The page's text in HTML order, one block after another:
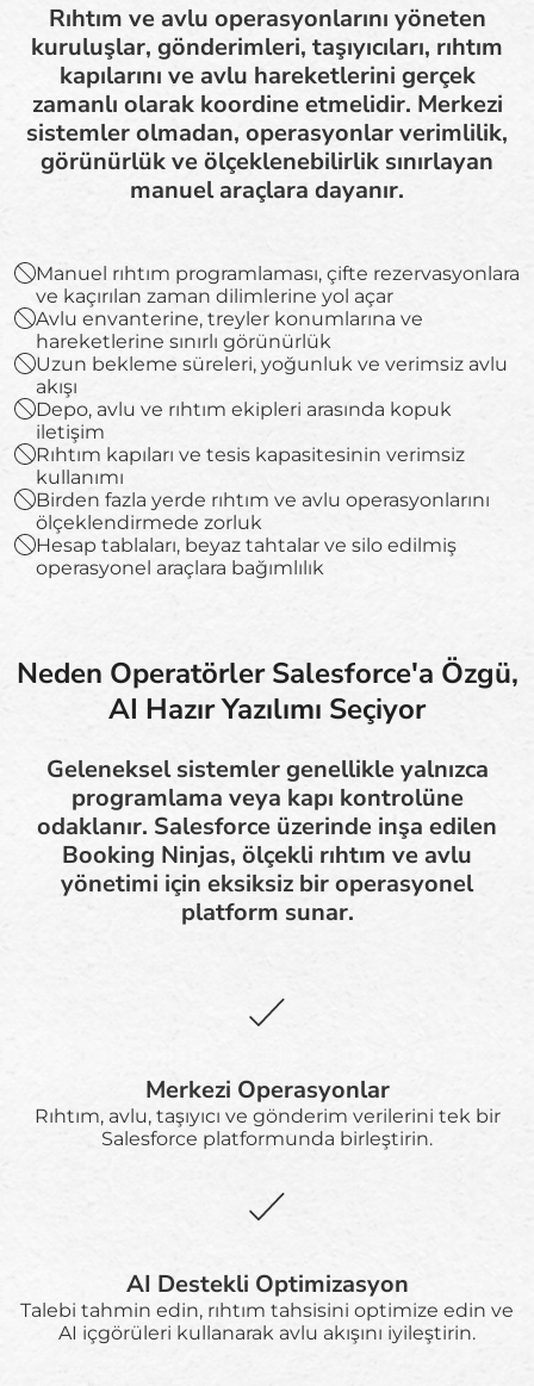
Rıhtım ve avlu operasyonlarını yöneten
kuruluşlar, gönderimleri, taşıyıcıları, rıhtım
kapılarını ve avlu hareketlerini gerçek
zamanlı olarak koordine etmelidir. Merkezi
sistemler olmadan, operasyonlar verimlilik,
görünürlük ve ölçeklenebilirlik sınırlayan
manuel araçlara dayanır.
Manuel rıhtım programlaması, çifte rezervasyonlara
ve kaçırılan zaman dilimlerine yol açar
Avlu envanterine, treyler konumlarına ve
hareketlerine sınırlı görünürlük
Uzun bekleme süreleri, yoğunluk ve verimsiz avlu
akışı
Depo, avlu ve rıhtım ekipleri arasında kopuk
iletişim
Rıhtım kapıları ve tesis kapasitesinin verimsiz
kullanımı
Birden fazla yerde rıhtım ve avlu operasyonlarını
ölçeklendirmede zorluk
Hesap tablaları, beyaz tahtalar ve silo edilmiş
operasyonel araçlara bağımlılık
Neden Operatörler Salesforce'a Özgü,
AI Hazır Yazılımı Seçiyor
Geleneksel sistemler genellikle yalnızca
programlama veya kapı kontrolüne
odaklanır. Salesforce üzerinde inşa edilen
Booking Ninjas, ölçekli rıhtım ve avlu
yönetimi için eksiksiz bir operasyonel
platform sunar.
Merkezi Operasyonlar
Rıhtım, avlu, taşıyıcı ve gönderim verilerini tek bir
Salesforce platformunda birleştirin.
AI Destekli Optimizasyon
Talebi tahmin edin, rıhtım tahsisini optimize edin ve
AI içgörüleri kullanarak avlu akışını iyileştirin.